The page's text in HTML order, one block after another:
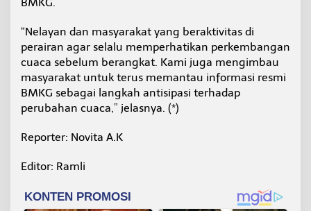
“Nelayan dan masyarakat yang beraktivitas di
perairan agar selalu memperhatikan perkembangan
cuaca sebelum berangkat. Kami juga mengimbau
masyarakat untuk terus memantau informasi resmi
BMKG sebagai langkah antisipasi terhadap
perubahan cuaca,” jelasnya. (*)
Reporter: Novita A.K
Editor: Ramli